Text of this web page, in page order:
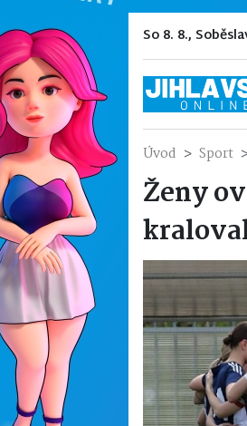
So 8. 8.,
Úvod Sport
Ženy